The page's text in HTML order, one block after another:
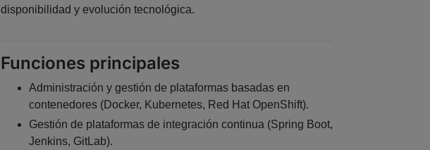
disponibilidad y evolución tecnológica.
Funciones principales
Administración y gestión de plataformas basadas en
contenedores (Docker, Kubernetes, Red Hat OpenShift).
Gestión de plataformas de integración continua (Spring Boot,
Jenkins, GitLab).